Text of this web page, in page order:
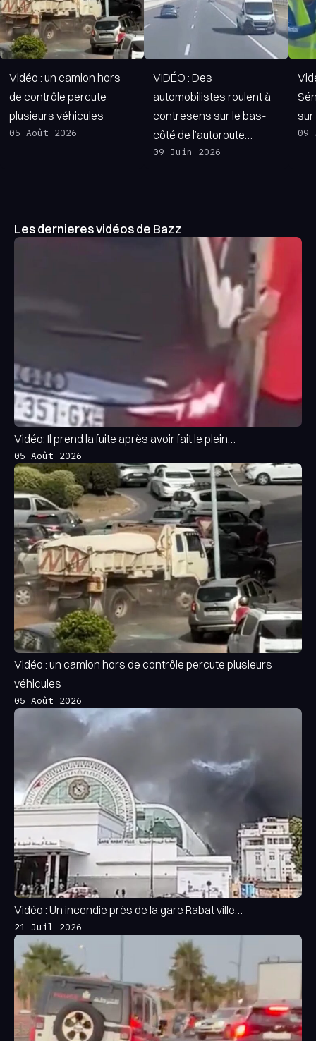
suscite de nombreuses réactions.
Vidéo : un camion hors
de contrôle percute
plusieurs véhicules
05 Août 2026
VIDÉO : Des
automobilistes roulent à
contresens sur le bas-
côté de l’autoroute…
09 Juin 2026
sur
09
Les dernieres vidéos de Bazz
Vidéo: Il prend la fuite après avoir fait le plein…
05 Août 2026
Vidéo : un camion hors de contrôle percute plusieurs
véhicules
05 Août 2026
Vidéo : Un incendie près de la gare Rabat ville…
21 Juil 2026